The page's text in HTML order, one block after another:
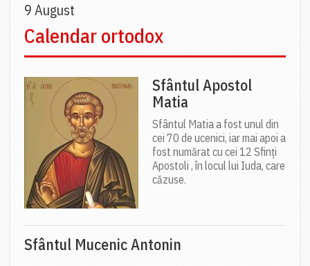
9 August
Calendar ortodox
Sfântul Apostol
Matia
Sfântul Matia a fost unul din
cei 70 de ucenici, iar mai apoi a
fost numărat cu cei 12 Sfinți
Apostoli , în locul lui Iuda, care
căzuse.
Sfântul Mucenic Antonin